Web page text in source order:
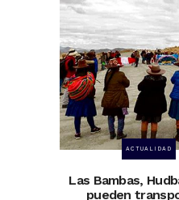
ACTUALIDAD
Las Bambas,
pueden